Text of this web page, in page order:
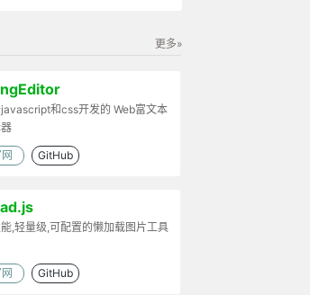
更多»
和css开发的 Web富文本
GitHub
,轻量级,可配置的懒加载图片工具
GitHub